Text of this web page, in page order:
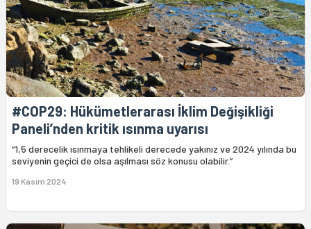
#COP29: Hükümetlerarası İklim Değişikliği
Paneli’nden kritik ısınma uyarısı
“1,5 derecelik ısınmaya tehlikeli derecede yakınız ve 2024 yılında bu
seviyenin geçici de olsa aşılması söz konusu olabilir.”
19 Kasım 2024